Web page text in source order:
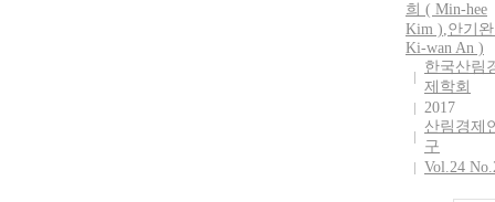
희 ( Min-hee
Kim ),안기완
Ki-wan An )
한국산림
제학회
2017
산림경제
구
Vol.24